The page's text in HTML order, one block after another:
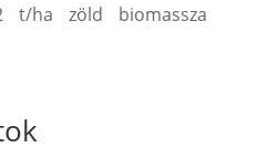
t/ha zöld biomassza